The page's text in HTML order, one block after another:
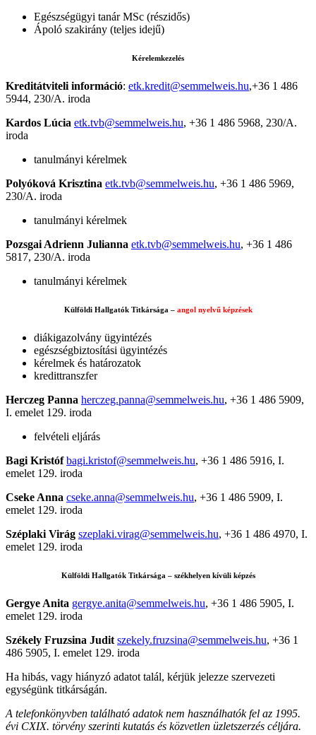
Egészségügyi tanár MSc (részidős)
Ápoló szakirány (teljes idejű)
Kérelemkezelés
Kreditátviteli információ: etk.kredit@semmelweis.hu,+36 1 486
5944, 230/A. iroda
Kardos Lúcia etk.tvb@semmelweis.hu, +36 1 486 5968, 230/A.
iroda
tanulmányi kérelmek
Polyóková Krisztina etk.tvb@semmelweis.hu, +36 1 486 5969,
230/A. iroda
tanulmányi kérelmek
Pozsgai Adrienn Julianna etk.tvb@semmelweis.hu, +36 1 486
5817, 230/A. iroda
tanulmányi kérelmek
Külföldi Hallgatók Titkársága – angol nyelvű képzések
diákigazolvány ügyintézés
egészségbiztosítási ügyintézés
kérelmek és határozatok
kredittranszfer
Herczeg Panna herczeg.panna@semmelweis.hu, +36 1 486 5909,
I. emelet 129. iroda
felvételi eljárás
Bagi Kristóf bagi.kristof@semmelweis.hu, +36 1 486 5916, I.
emelet 129. iroda
Cseke Anna cseke.anna@semmelweis.hu, +36 1 486 5909, I.
emelet 129. iroda
Széplaki Virág szeplaki.virag@semmelweis.hu, +36 1 486 4970, I.
emelet 129. iroda
Külföldi Hallgatók Titkársága – székhelyen kívüli képzés
Gergye Anita gergye.anita@semmelweis.hu, +36 1 486 5905, I.
emelet 129. iroda
Székely Fruzsina Judit szekely.fruzsina@semmelweis.hu, +36 1
486 5905, I. emelet 129. iroda
Ha hibás, vagy hiányzó adatot talál, kérjük jelezze szervezeti
egységünk titkárságán.
A telefonkönyvben található adatok nem használhatók fel az 1995.
évi CXIX. törvény szerinti kutatás és közvetlen üzletszerzés céljára.